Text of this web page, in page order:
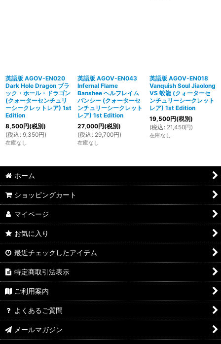
英語版 AGOV-EN020
Dark Hole Dragon ブラ
ック・ホール・ドラゴン
(クォーターセンチュリ
ーシークレットレア) 1st
Edition
8,500円(税別)
(税込 : 9,350円)
在庫なし
英語版 AGOV-EN043
Infernal Flame
Banshee ヘルフレイム
バンシー (クォーターセ
ンチュリーシークレット
レア) 1st Edition
27,000円(税別)
(税込 : 29,700円)
在庫なし
英語版 AGOV-EN018
Vanquish Soul Jiaolong
VS 蛟龍 (クォーターセ
ンチュリーシークレット
レア) 1st Edition
19,500円(税別)
(税込 : 21,450円)
在庫なし
ホーム
ショッピングカート
マイページ
お気に入り
最近チェックしたアイテム
特定商取引法表示
ご利用案内
よくあるご質問
メールマガジン